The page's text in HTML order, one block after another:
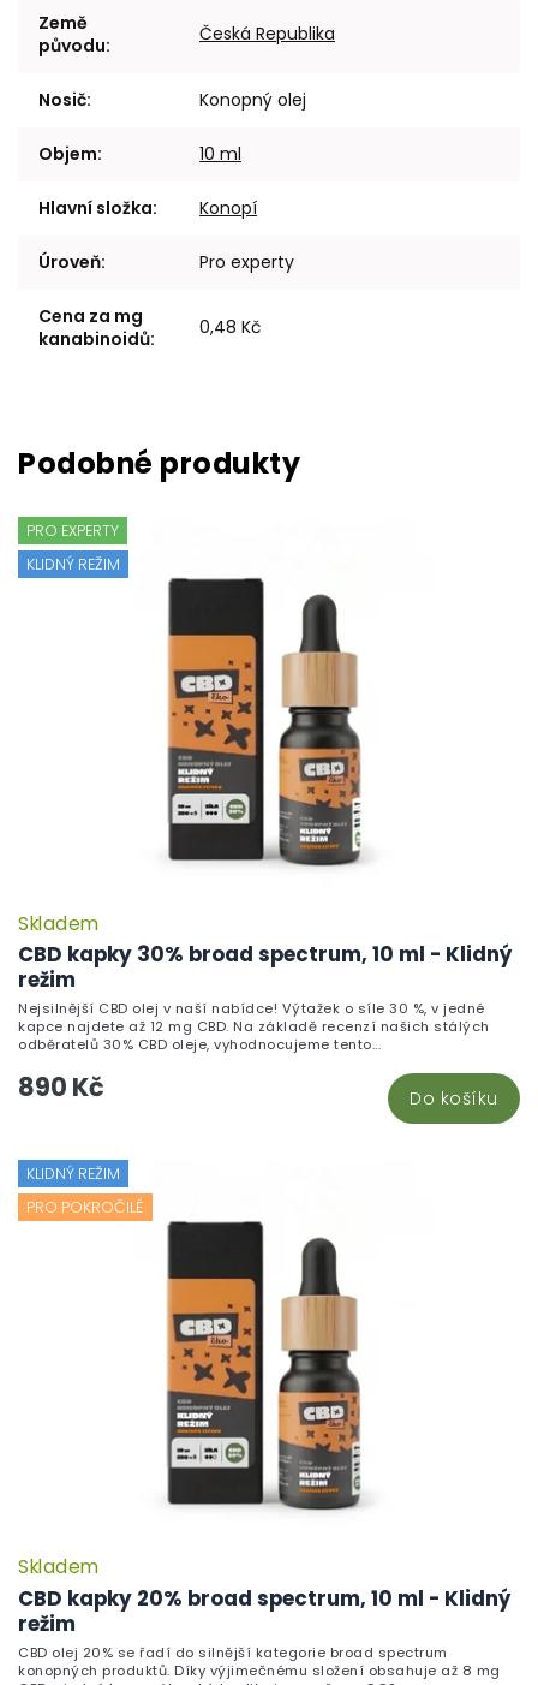
Země
původu: Česká Republika
Nosič: Konopný olej
Objem: 10 ml
Hlavní složka: Konopí
Úroveň: Pro experty
Cena za mg
kanabinoidů: 0,48 Kč
PRO EXPERTY
KLIDNÝ REŽIM
CBD kapky 30% broad spectrum, 10 ml - Klidný
režim
Skladem
890 Kč Do košíku
Nejsilnější CBD olej v naší nabídce! Výtažek o síle 30 %, v jedné
kapce najdete až 12 mg CBD. Na základě recenzí našich stálých
odběratelů 30% CBD oleje, vyhodnocujeme tento...
KLIDNÝ REŽIM
PRO POKROČILÉ
CBD kapky 20% broad spectrum, 10 ml - Klidný
režim
Skladem
CBD olej 20% se řadí do silnější kategorie broad spectrum
konopných produktů. Díky výjimečnému složení obsahuje až 8 mg